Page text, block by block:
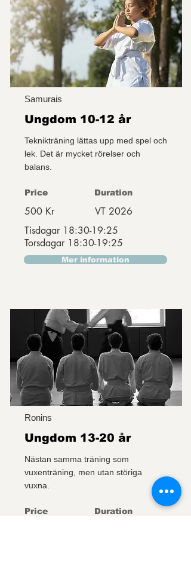
Samurais
Ungdom 10-12 år
Teknikträning lättas upp med spel och
lek. Det är mycket rörelser och
balans.
Price
500 Kr
Duration
VT 2026
Tisdagar 18:30-19:25
Torsdagar 18:30-19:25
Mer information
Ronins
Ungdom 13-20 år
Nästan samma träning som
vuxenträning, men utan störiga
vuxna.
Price Duration